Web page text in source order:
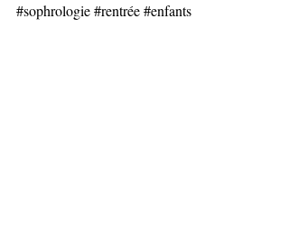
#sophrologie#rentrée#enfants